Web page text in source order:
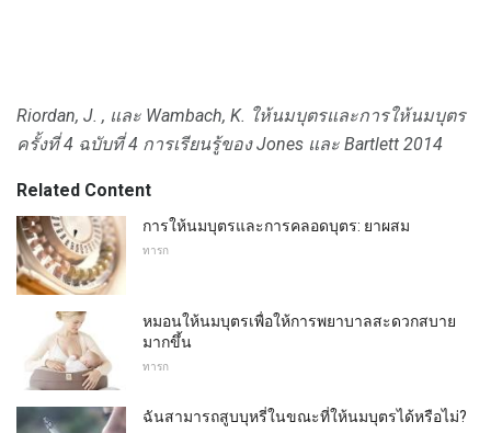
Riordan, J. , และ Wambach, K. ให้นมบุตรและการให้นมบุตร
ครั้งที่ 4 ฉบับที่ 4 การเรียนรู้ของ Jones และ Bartlett 2014
Related Content
การให้นมบุตรและการคลอดบุตร: ยาผสม
ทารก
หมอนให้นมบุตรเพื่อให้การพยาบาลสะดวกสบาย
มากขึ้น
ทารก
ฉันสามารถสูบบุหรี่ในขณะที่ให้นมบุตรได้หรือไม่?